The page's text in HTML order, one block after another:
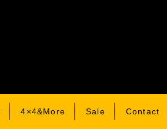
4×4&More Sale Contact